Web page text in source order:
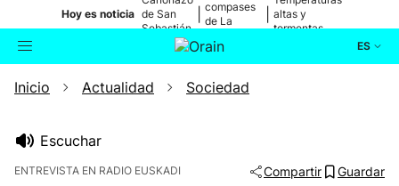
Hoy es noticia de San
Sebastián
compases
de La
altas y
tormentas
ES
Buscador Actualidad
Inicio Actualidad Sociedad
Escuchar
ENTREVISTA EN RADIO EUSKADI Compartir Guardar